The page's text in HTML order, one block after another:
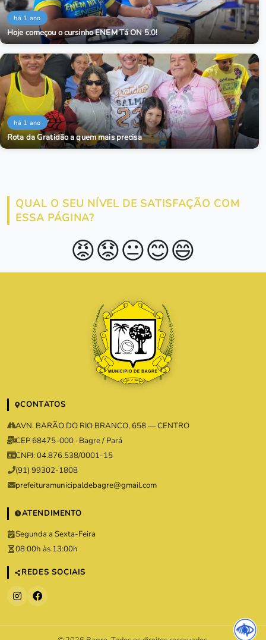
há 1 ano
Hoje começou o cursinho ENEM Tá ON 5.0!
há 1 ano
Rota da Gratidão a quem mais precisa
QUAL O SEU NÍVEL DE SATISFAÇÃO COM
ESSA PÁGINA?
😡😟😐😊😄
CONTATOS
AVN. BARÃO DO RIO BRANCO, 658 — CENTRO
CEP 68475-000 · Bagre / Pará
CNPJ: 04.876.538/0001-15
(91) 99302-1808
prefeituramunicipaldebagre@gmail.com
ATENDIMENTO
Segunda a Sexta-Feira
08:00h às 13:00h
REDES SOCIAIS